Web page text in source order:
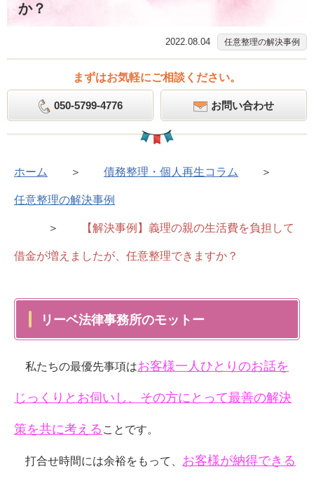
か？
2022.08.04 任意整理の解決事例
まずはお気軽にご相談ください。
050-5799-4776 お問い合わせ
ホーム ＞ 債務整理・個人再生コラム ＞
任意整理の解決事例
＞ 【解決事例】義理の親の生活費を負担して
借金が増えましたが、任意整理できますか？
リーベ法律事務所のモットー
私たちの最優先事項はお客様一人ひとりのお話を
じっくりとお伺いし、その方にとって最善の解決
策を共に考える ことです。
打合せ時間には余裕をもって、 お客様が納得できる